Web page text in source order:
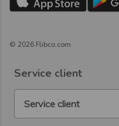
© 2026 Flibco.com
Service client
Service client